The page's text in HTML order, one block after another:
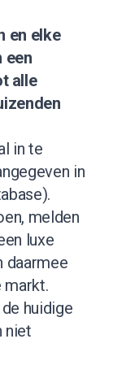
en elke
een
alle
in te
in
).
melden
luxe
daarmee
markt.
huidige
niet